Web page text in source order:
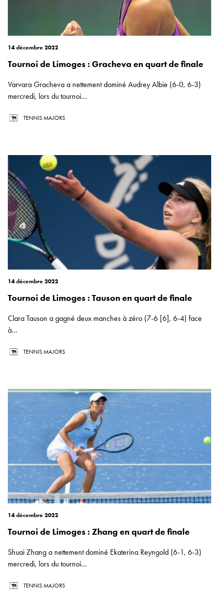
14 décembre 2022
Tournoi de Limoges : Gracheva en quart de finale
Varvara Gracheva a nettement dominé Audrey Albie (6-0, 6-3)
mercredi, lors du tournoi...
TENNIS MAJORS
14 décembre 2022
Tournoi de Limoges : Tauson en quart de finale
Clara Tauson a gagné deux manches à zéro (7-6 [6], 6-4) face
à...
TENNIS MAJORS
14 décembre 2022
Tournoi de Limoges : Zhang en quart de finale
Shuai Zhang a nettement dominé Ekaterina Reyngold (6-1, 6-3)
mercredi, lors du tournoi...
TENNIS MAJORS